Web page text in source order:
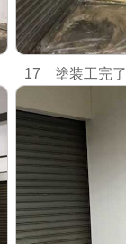
17 塗装工完了